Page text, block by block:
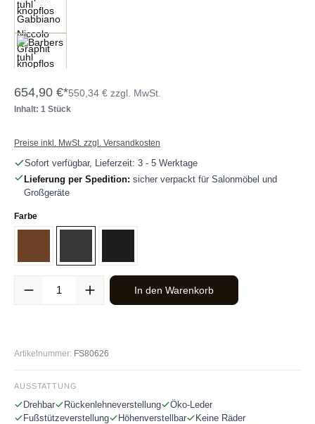
654,90 €*550,34 € zzgl. MwSt.
Inhalt: 1 Stück
Preise inkl. MwSt. zzgl. Versandkosten
Sofort verfügbar, Lieferzeit: 3 - 5 Werktage
Lieferung per Spedition: sicher verpackt für Salonmöbel und
Großgeräte
Farbeauswählen
Produkt Anzahl: Gib den gewünschten Wert ein oder benutze die
In den Warenkorb
Artikelnummer: FS80626
AUSSTATTUNG
Drehbar Rückenlehneverstellung
Öko-Leder
Fußstützeverstellung
Höhenverstellbar
Keine Räder